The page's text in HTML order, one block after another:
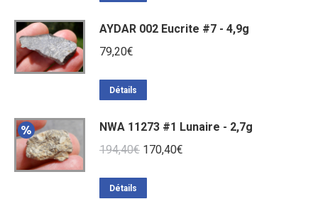
AYDAR 002 Eucrite #7 - 4,9g
79,20€
Détails
NWA 11273 #1 Lunaire - 2,7g
194,40€ Le
170,40€
Détails